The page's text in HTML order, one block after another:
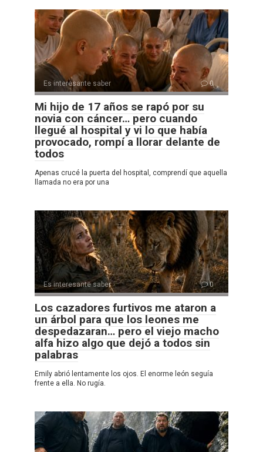
Es interesante saber 0
Mi hijo de 17 años se rapó por su
novia con cáncer… pero cuando
llegué al hospital y vi lo que había
provocado, rompí a llorar delante de
todos
Apenas crucé la puerta del hospital, comprendí que aquella
llamada no era por una
Es interesante saber 0
Los cazadores furtivos me ataron a
un árbol para que los leones me
despedazaran… pero el viejo macho
alfa hizo algo que dejó a todos sin
palabras
Emily abrió lentamente los ojos. El enorme león seguía
frente a ella. No rugía.